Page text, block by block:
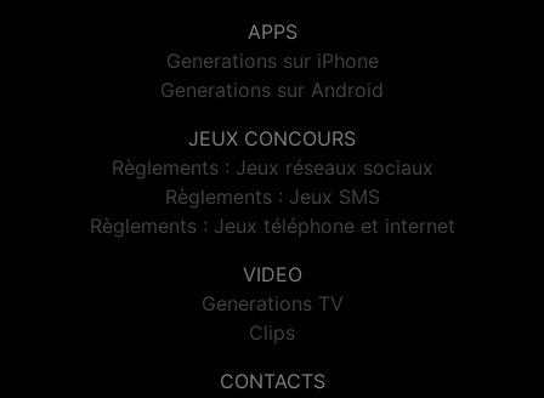
APPS
Generations sur iPhone
Generations sur Android
JEUX CONCOURS
Règlements : Jeux réseaux sociaux
Règlements : Jeux SMS
Règlements : Jeux téléphone et internet
VIDEO
Generations TV
Clips
CONTACTS